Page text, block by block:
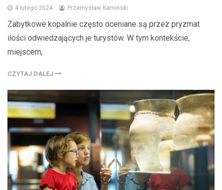
4 lutego 2024 Przemysław Kamiński
Zabytkowe kopalnie często oceniane są przez pryzmat
ilości odwiedzających je turystów. W tym kontekście,
miejscem,
CZYTAJ DALEJ